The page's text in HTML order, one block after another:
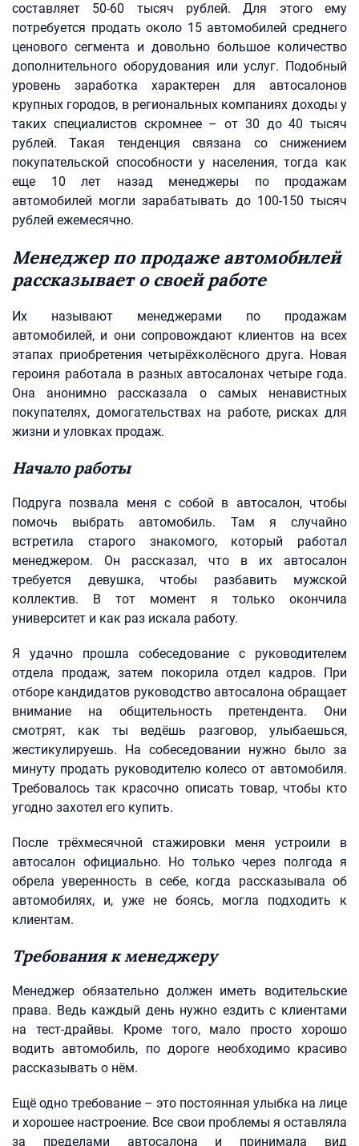
составляет 50-60 тысяч рублей. Для этого ему
потребуется продать около 15 автомобилей среднего
ценового сегмента и довольно большое количество
дополнительного оборудования или услуг. Подобный
уровень заработка характерен для автосалонов
крупных городов, в региональных компаниях доходы у
таких специалистов скромнее – от 30 до 40 тысяч
рублей. Такая тенденция связана со снижением
покупательской способности у населения, тогда как
еще 10 лет назад менеджеры по продажам
автомобилей могли зарабатывать до 100-150 тысяч
рублей ежемесячно.
Менеджер по продаже автомобилей
рассказывает о своей работе
Их называют менеджерами по продажам
автомобилей, и они сопровождают клиентов на всех
этапах приобретения четырёхколёсного друга. Новая
героиня работала в разных автосалонах четыре года.
Она анонимно рассказала о самых ненавистных
покупателях, домогательствах на работе, рисках для
жизни и уловках продаж.
Начало работы
Подруга позвала меня с собой в автосалон, чтобы
помочь выбрать автомобиль. Там я случайно
встретила старого знакомого, который работал
менеджером. Он рассказал, что в их автосалон
требуется девушка, чтобы разбавить мужской
коллектив. В тот момент я только окончила
университет и как раз искала работу.
Я удачно прошла собеседование с руководителем
отдела продаж, затем покорила отдел кадров. При
отборе кандидатов руководство автосалона обращает
внимание на общительность претендента. Они
смотрят, как ты ведёшь разговор, улыбаешься,
жестикулируешь. На собеседовании нужно было за
минуту продать руководителю колесо от автомобиля.
Требовалось так красочно описать товар, чтобы кто
угодно захотел его купить.
После трёхмесячной стажировки меня устроили в
автосалон официально. Но только через полгода я
обрела уверенность в себе, когда рассказывала об
автомобилях, и, уже не боясь, могла подходить к
клиентам.
Требования к менеджеру
Менеджер обязательно должен иметь водительские
права. Ведь каждый день нужно ездить с клиентами
на тест-драйвы. Кроме того, мало просто хорошо
водить автомобиль, по дороге необходимо красиво
рассказывать о нём.
Ещё одно требование – это постоянная улыбка на лице
и хорошее настроение. Все свои проблемы я оставляла
за пределами автосалона и принимала вид